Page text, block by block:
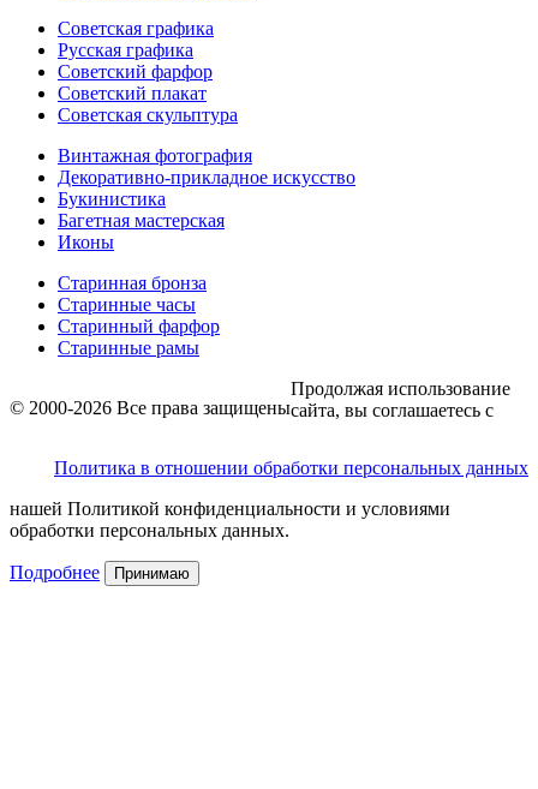
Советская графика
Русская графика
Советский фарфор
Советский плакат
Советская скульптура
Винтажная фотография
Декоративно-прикладное искусство
Букинистика
Багетная мастерская
Иконы
Старинная бронза
Старинные часы
Старинный фарфор
Старинные рамы
© 2000-2026 Все права защищены
Политика в отношении обработки персональных данных
Продолжая использование
сайта, вы соглашаетесь с
нашей Политикой конфиденциальности и условиями
обработки персональных данных.
Подробнее Принимаю